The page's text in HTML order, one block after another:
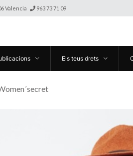
Valencia 963 73 71 09
Els teus drets